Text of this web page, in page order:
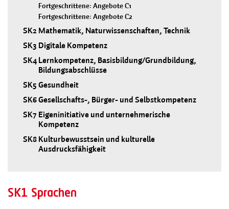
Fortgeschrittene: Angebote C1
Fortgeschrittene: Angebote C2
SK2 Mathematik, Naturwissenschaften, Technik
SK3 Digitale Kompetenz
SK4 Lernkompetenz, Basisbildung/Grundbildung,
Bildungsabschlüsse
SK5 Gesundheit
SK6Gesellschafts-, Bürger- und Selbstkompetenz
SK7 Eigeninitiative und unternehmerische
Kompetenz
SK8 Kulturbewusstsein und kulturelle
Ausdrucksfähigkeit
SK1 Sprachen